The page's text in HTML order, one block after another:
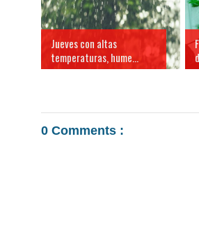
Jueves con altas
temperaturas, hume...
0 Comments :